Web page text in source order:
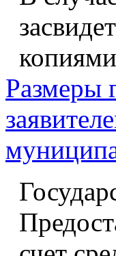
Размеры